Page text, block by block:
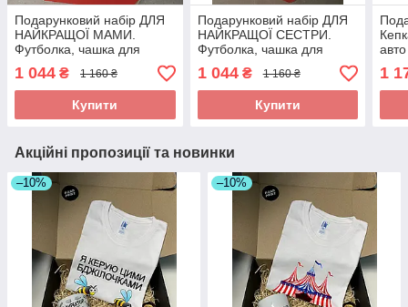
Подарунковий набір ДЛЯ
НАЙКРАЩОЇ МАМИ.
Футболка, чашка для
супер мами.
1 044 ₴ 1 160 ₴
Купити
Подарунковий набір ДЛЯ
НАЙКРАЩОЇ СЕСТРИ.
Футболка, чашка для
сестрюлик ти мій
найкращий брюлик
1 044₴ 1 160 ₴
Купити
1
Акційні пропозиції та новинки
–10% –10%